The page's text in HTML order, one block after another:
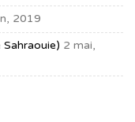
2019
2 mai,